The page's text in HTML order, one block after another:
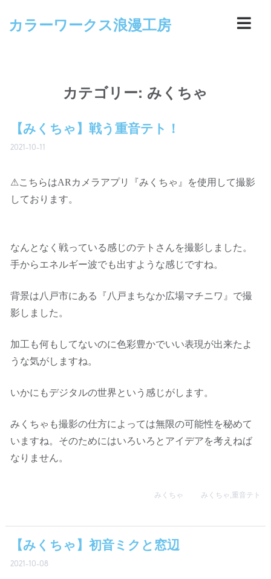
カラーワークス浪漫工房
カテゴリー: みくちゃ
【みくちゃ】戦う重音テト！
2021-10-11
⚠こちらはARカメラアプリ『みくちゃ』を使用して撮影
しております。
なんとなく戦っている感じのテトさんを撮影しました。
手からエネルギー波でも出すような感じですね。
背景は八戸市にある『八戸まちなか広場マチニワ』で撮
影しました。
加工も何もしてないのに色彩豊かでいい表現が出来たよ
うな気がしますね。
いかにもデジタルの世界という感じがします。
みくちゃも撮影の仕方によっては無限の可能性を秘めて
いますね。そのためにはいろいろとアイデアを考えねば
なりません。
みくちゃ みくちゃ,重音テト
【みくちゃ】初音ミクと窓辺
2021-10-08